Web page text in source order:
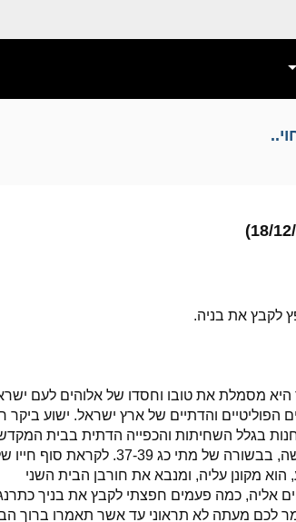
לקבץ את בניה.
מסמלת את טובו וחסדו של אלוהים לעם
הפוליטיים והדתיים של ארץ ישראל. ישוע ביקר
בגלל השחיתות והכפייה הדתית בבית
מערכת היחסים של ישוע וירושלים מתוארת בצורה הטובה ביותר בברית החדשה, בבשורה של מתי כג 37-39. לקראת
מקונן עליה, ומנבא את חורבן הבית השני
אליה, כמה פעמים חפצתי לקבץ את בניך
לכם מעתה לא תראוני עד אשר תאמרו ברוך